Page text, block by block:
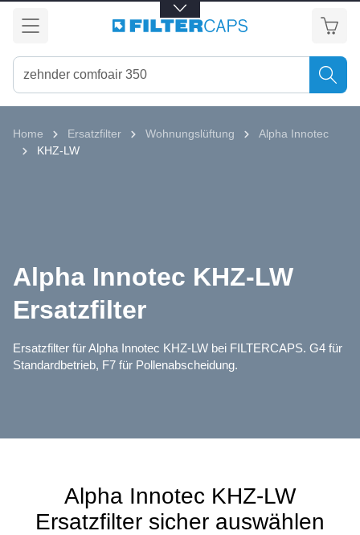
springen
Home Ersatzfilter Wohnungslüftung
Alpha Innotec
KHZ-LW
Alpha Innotec KHZ-LW
Ersatzfilter
Ersatzfilter für Alpha Innotec KHZ-LW bei FILTERCAPS. G4 für
Standardbetrieb, F7 für Pollenabscheidung.
Alpha Innotec KHZ-LW
Ersatzfilter sicher auswählen